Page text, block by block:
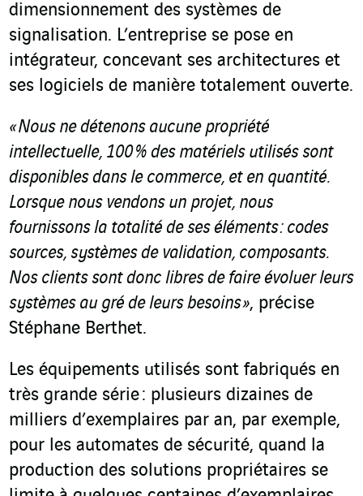
dimensionnement des systèmes de
signalisation. L’entreprise se pose en
intégrateur, concevant ses architectures et
ses logiciels de manière totalement ouverte.
«Nous ne détenons aucune propriété
intellectuelle, 100 % des matériels utilisés sont
disponibles dans le commerce, et en quantité.
Lorsque nous vendons un projet, nous
fournissons la totalité de ses éléments: codes
sources, systèmes de validation, composants.
Nos clients sont donc libres de faire évoluer leurs
systèmes au gré de leurs besoins», précise
Stéphane Berthet.
Les équipements utilisés sont fabriqués en
très grande série : plusieurs dizaines de
milliers d’exemplaires par an, par exemple,
pour les automates de sécurité, quand la
production des solutions propriétaires se